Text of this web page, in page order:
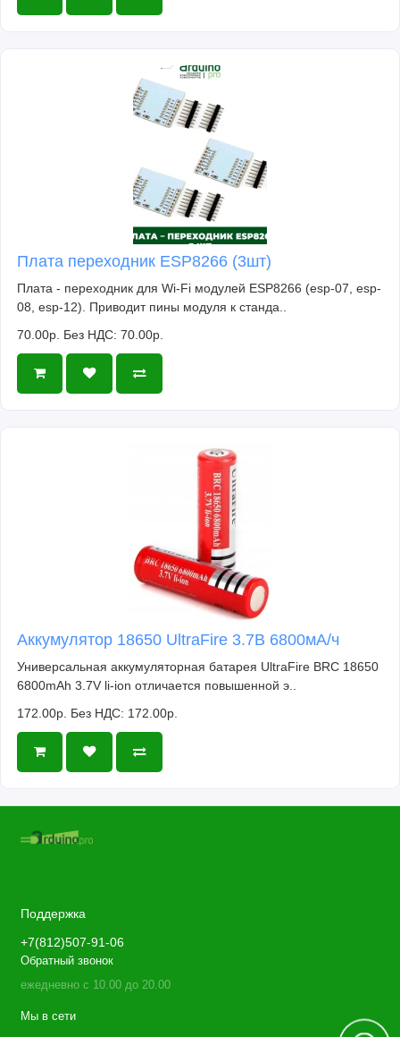
Плата переходник ESP8266 (3шт)
Плата - переходник для Wi-Fi модулей ESP8266 (esp-07, esp-
08, esp-12). Приводит пины модуля к станда..
70.00р. Без НДС: 70.00р.
Аккумулятор 18650 UltraFire 3.7В 6800мА/ч
Универсальная аккумуляторная батарея UltraFire BRC 18650
6800mAh 3.7V li-ion отличается повышенной э..
172.00р. Без НДС: 172.00р.
Поддержка
+7(812)507-91-06
Обратный звонок
ежедневно с 10.00 до 20.00
Мы в сети